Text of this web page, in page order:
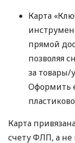
Карта
прямой
позволяя
за товары/
Оформить
Карта
счету ФЛП, а не